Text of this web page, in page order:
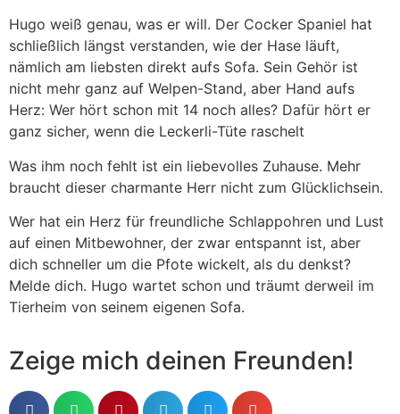
Hugo weiß genau, was er will. Der Cocker Spaniel hat
schließlich längst verstanden, wie der Hase läuft,
nämlich am liebsten direkt aufs Sofa. Sein Gehör ist
nicht mehr ganz auf Welpen-Stand, aber Hand aufs
Herz: Wer hört schon mit 14 noch alles? Dafür hört er
ganz sicher, wenn die Leckerli-Tüte raschelt
Was ihm noch fehlt ist ein liebevolles Zuhause. Mehr
braucht dieser charmante Herr nicht zum Glücklichsein.
Wer hat ein Herz für freundliche Schlappohren und Lust
auf einen Mitbewohner, der zwar entspannt ist, aber
dich schneller um die Pfote wickelt, als du denkst?
Melde dich. Hugo wartet schon und träumt derweil im
Tierheim von seinem eigenen Sofa.
Zeige mich deinen Freunden!